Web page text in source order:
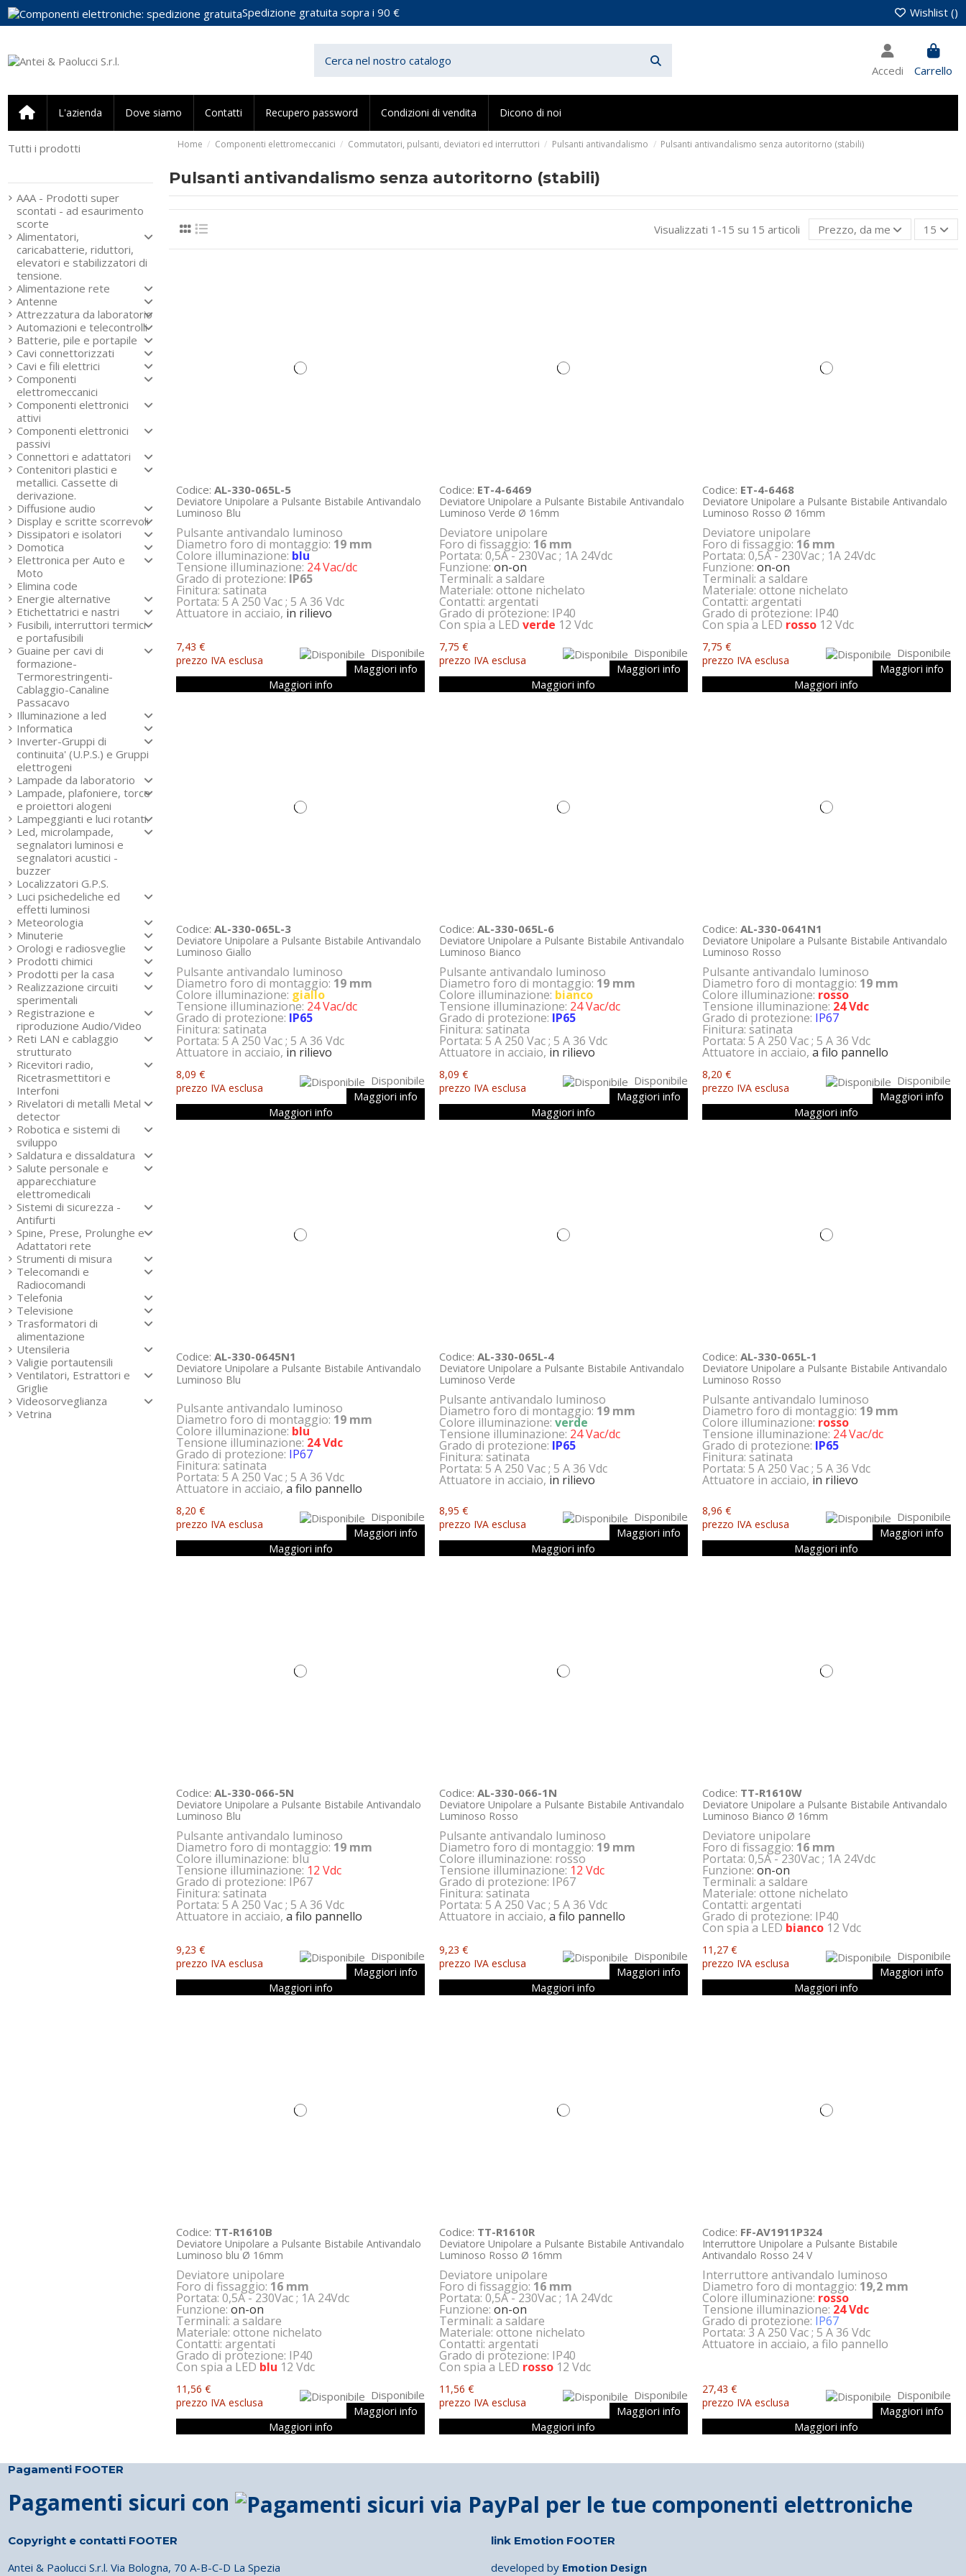
Spedizione gratuita sopra i 90 € Wishlist ()
Accedi Carrello
L'azienda Dove siamo Contatti Recupero password Condizioni di vendita Dicono di noi
Home Componenti elettromeccanici Commutatori, pulsanti, deviatori ed interruttori Pulsanti antivandalismo Pulsanti antivandalismo senza autoritorno (stabili)
Pulsanti antivandalismo senza autoritorno (stabili)
Visualizzati 1-15 su 15 articoli Prezzo, da meno caro a più
15
Codice:AL-330-065L-5
Deviatore Unipolare a Pulsante Bistabile Antivandalo
Luminoso Blu
Pulsante antivandalo luminoso
Diametro foro di montaggio: 19 mm
Colore illuminazione: blu
Tensione illuminazione: 24 Vac/dc
Grado di protezione: IP65
Finitura: satinata
Portata: 5 A 250 Vac ; 5 A 36 Vdc
Attuatore in acciaio,in rilievo
7,43 €
prezzo IVA esclusa
Disponibile
Maggiori info
Maggiori info
Codice: ET-4-6469
Deviatore Unipolare a Pulsante Bistabile Antivandalo
Luminoso Verde Ø 16mm
Deviatore unipolare
Foro di fissaggio: 16 mm
Portata: 0,5A - 230Vac ; 1A 24Vdc
Funzione:on-on
Terminali: a saldare
Materiale: ottone nichelato
Contatti: argentati
Grado di protezione: IP40
Con spia a LED verde 12 Vdc
7,75 €
prezzo IVA esclusa
Disponibile
Maggiori info
Maggiori info
Codice: ET-4-6468
Deviatore Unipolare a Pulsante Bistabile Antivandalo
Luminoso Rosso Ø 16mm
Deviatore unipolare
Foro di fissaggio: 16 mm
Portata: 0,5A - 230Vac ; 1A 24Vdc
Funzione:on-on
Terminali: a saldare
Materiale: ottone nichelato
Contatti: argentati
Grado di protezione: IP40
Con spia a LED rosso12 Vdc
7,75 €
prezzo IVA esclusa
Disponibile
Maggiori info
Maggiori info
Codice:AL-330-065L-3
Deviatore Unipolare a Pulsante Bistabile Antivandalo
Luminoso Giallo
Pulsante antivandalo luminoso
Diametro foro di montaggio: 19 mm
Colore illuminazione: giallo
Tensione illuminazione: 24 Vac/dc
Grado di protezione: IP65
Finitura: satinata
Portata: 5 A 250 Vac ; 5 A 36 Vdc
Attuatore in acciaio,in rilievo
8,09 €
prezzo IVA esclusa
Disponibile
Maggiori info
Maggiori info
Codice:AL-330-065L-6
Deviatore Unipolare a Pulsante Bistabile Antivandalo
Luminoso Bianco
Pulsante antivandalo luminoso
Diametro foro di montaggio: 19 mm
Colore illuminazione: bianco
Tensione illuminazione: 24 Vac/dc
Grado di protezione: IP65
Finitura: satinata
Portata: 5 A 250 Vac ; 5 A 36 Vdc
Attuatore in acciaio,in rilievo
8,09 €
prezzo IVA esclusa
Disponibile
Maggiori info
Maggiori info
Codice: AL-330-0641N1
Deviatore Unipolare a Pulsante Bistabile Antivandalo
Luminoso Rosso
Pulsante antivandalo luminoso
Diametro foro di montaggio: 19 mm
Colore illuminazione: rosso
Tensione illuminazione: 24 Vdc
Grado di protezione: IP67
Finitura: satinata
Portata: 5 A 250 Vac ; 5 A 36 Vdc
Attuatore in acciaio,a filo pannello
8,20 €
prezzo IVA esclusa
Disponibile
Maggiori info
Maggiori info
Codice:AL-330-0645N1
Deviatore Unipolare a Pulsante Bistabile Antivandalo
Luminoso Blu
Pulsante antivandalo luminoso
Diametro foro di montaggio: 19 mm
Colore illuminazione: blu
Tensione illuminazione: 24 Vdc
Grado di protezione: IP67
Finitura: satinata
Portata: 5 A 250 Vac ; 5 A 36 Vdc
Attuatore in acciaio,a filo pannello
8,20 €
prezzo IVA esclusa
Disponibile
Maggiori info
Maggiori info
Codice:AL-330-065L-4
Deviatore Unipolare a Pulsante Bistabile Antivandalo
Luminoso Verde
Pulsante antivandalo luminoso
Diametro foro di montaggio: 19 mm
Colore illuminazione:verde
Tensione illuminazione: 24 Vac/dc
Grado di protezione: IP65
Finitura: satinata
Portata: 5 A 250 Vac ; 5 A 36 Vdc
Attuatore in acciaio,in rilievo
8,95 €
prezzo IVA esclusa
Disponibile
Maggiori info
Maggiori info
Codice: AL-330-065L-1
Deviatore Unipolare a Pulsante Bistabile Antivandalo
Luminoso Rosso
Pulsante antivandalo luminoso
Diametro foro di montaggio: 19 mm
Colore illuminazione: rosso
Tensione illuminazione: 24 Vac/dc
Grado di protezione: IP65
Finitura: satinata
Portata: 5 A 250 Vac ; 5 A 36 Vdc
Attuatore in acciaio,in rilievo
8,96 €
prezzo IVA esclusa
Disponibile
Maggiori info
Maggiori info
Codice:AL-330-066-5N
Deviatore Unipolare a Pulsante Bistabile Antivandalo
Luminoso Blu
Pulsante antivandalo luminoso
Diametro foro di montaggio: 19 mm
Colore illuminazione: blu
Tensione illuminazione: 12 Vdc
Grado di protezione: IP67
Finitura: satinata
Portata: 5 A 250 Vac ; 5 A 36 Vdc
Attuatore in acciaio,a filo pannello
9,23 €
prezzo IVA esclusa
Disponibile
Maggiori info
Maggiori info
Codice:AL-330-066-1N
Deviatore Unipolare a Pulsante Bistabile Antivandalo
Luminoso Rosso
Pulsante antivandalo luminoso
Diametro foro di montaggio: 19 mm
Colore illuminazione: rosso
Tensione illuminazione: 12 Vdc
Grado di protezione: IP67
Finitura: satinata
Portata: 5 A 250 Vac ; 5 A 36 Vdc
Attuatore in acciaio,a filo pannello
9,23 €
prezzo IVA esclusa
Disponibile
Maggiori info
Maggiori info
Codice: TT-R1610W
Deviatore Unipolare a Pulsante Bistabile Antivandalo
Luminoso Bianco Ø 16mm
Deviatore unipolare
Foro di fissaggio: 16 mm
Portata: 0,5A - 230Vac ; 1A 24Vdc
Funzione:on-on
Terminali: a saldare
Materiale: ottone nichelato
Contatti: argentati
Grado di protezione: IP40
Con spia a LED bianco12 Vdc
11,27 €
prezzo IVA esclusa
Disponibile
Maggiori info
Maggiori info
Codice: TT-R1610B
Deviatore Unipolare a Pulsante Bistabile Antivandalo
Luminoso blu Ø 16mm
Deviatore unipolare
Foro di fissaggio: 16 mm
Portata: 0,5A - 230Vac ; 1A 24Vdc
Funzione:on-on
Terminali: a saldare
Materiale: ottone nichelato
Contatti: argentati
Grado di protezione: IP40
Con spia a LED blu 12 Vdc
11,56 €
prezzo IVA esclusa
Disponibile
Maggiori info
Maggiori info
Codice: TT-R1610R
Deviatore Unipolare a Pulsante Bistabile Antivandalo
Luminoso Rosso Ø 16mm
Deviatore unipolare
Foro di fissaggio: 16 mm
Portata: 0,5A - 230Vac ; 1A 24Vdc
Funzione:on-on
Terminali: a saldare
Materiale: ottone nichelato
Contatti: argentati
Grado di protezione: IP40
Con spia a LED rosso 12 Vdc
11,56 €
prezzo IVA esclusa
Disponibile
Maggiori info
Maggiori info
Codice: FF-AV1911P324
Interruttore Unipolare a Pulsante Bistabile
Antivandalo Rosso 24 V
Interruttore antivandalo luminoso
Diametro foro di montaggio: 19,2 mm
Colore illuminazione: rosso
Tensione illuminazione: 24 Vdc
Grado di protezione: IP67
Portata: 3 A 250 Vac ; 5 A 36 Vdc
Attuatore in acciaio, a filo pannello
27,43 €
prezzo IVA esclusa
Disponibile
Maggiori info
Maggiori info
Tutti i prodotti
AAA - Prodotti super
scontati - ad esaurimento
scorte
Alimentatori,
caricabatterie, riduttori,
elevatori e stabilizzatori di
tensione.
Alimentazione rete
Antenne
Attrezzatura da laboratorio
Automazioni e telecontrolli
Batterie, pile e portapile
Cavi connettorizzati
Cavi e fili elettrici
Componenti
elettromeccanici
Componenti elettronici
attivi
Componenti elettronici
passivi
Connettori e adattatori
Contenitori plastici e
metallici. Cassette di
derivazione.
Diffusione audio
Display e scritte scorrevoli
Dissipatori e isolatori
Domotica
Elettronica per Auto e
Moto
Elimina code
Energie alternative
Etichettatrici e nastri
Fusibili, interruttori termici
e portafusibili
Guaine per cavi di
formazione-
Termorestringenti-
Cablaggio-Canaline
Passacavo
Illuminazione a led
Informatica
Inverter-Gruppi di
continuita' (U.P.S.) e Gruppi
elettrogeni
Lampade da laboratorio
Lampade, plafoniere, torce
e proiettori alogeni
Lampeggianti e luci rotanti.
Led, microlampade,
segnalatori luminosi e
segnalatori acustici -
buzzer
Localizzatori G.P.S.
Luci psichedeliche ed
effetti luminosi
Meteorologia
Minuterie
Orologi e radiosveglie
Prodotti chimici
Prodotti per la casa
Realizzazione circuiti
sperimentali
Registrazione e
riproduzione Audio/Video
Reti LAN e cablaggio
strutturato
Ricevitori radio,
Ricetrasmettitori e
Interfoni
Rivelatori di metalli Metal
detector
Robotica e sistemi di
sviluppo
Saldatura e dissaldatura
Salute personale e
apparecchiature
elettromedicali
Sistemi di sicurezza -
Antifurti
Spine, Prese, Prolunghe e
Adattatori rete
Strumenti di misura
Telecomandi e
Radiocomandi
Telefonia
Televisione
Trasformatori di
alimentazione
Utensileria
Valigie portautensili
Ventilatori, Estrattori e
Griglie
Videosorveglianza
Vetrina
Pagamenti FOOTER
Pagamenti sicuri con
Copyright e contatti FOOTER
Antei & Paolucci S.r.l. Via Bologna, 70 A-B-C-D La Spezia
link Emotion FOOTER
developed by Emotion Design